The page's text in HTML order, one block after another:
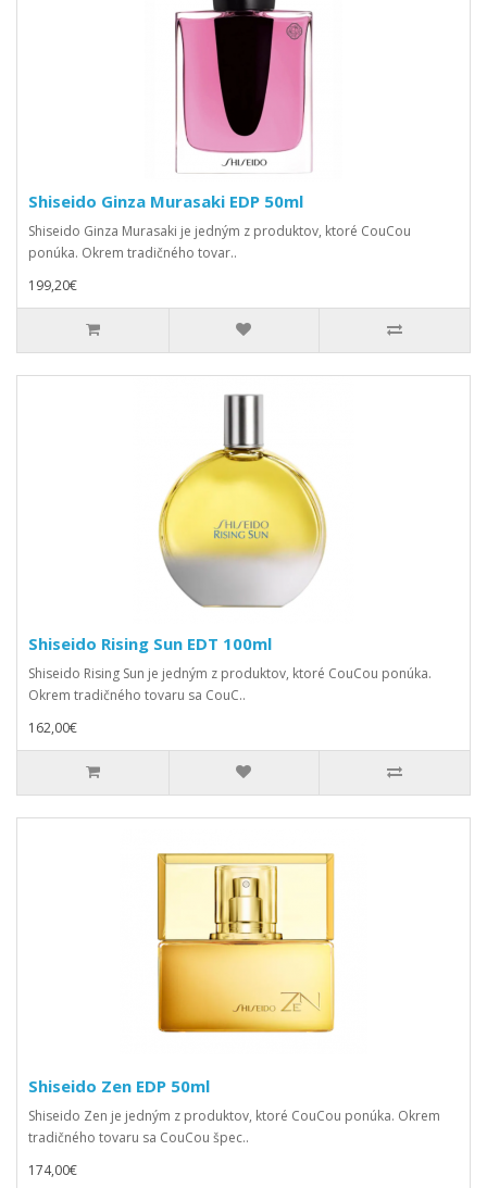
Shiseido Ginza Murasaki EDP 50ml
Shiseido Ginza Murasaki je jedným z produktov, ktoré CouCou
ponúka. Okrem tradičného tovar..
199,20€
Shiseido Rising Sun EDT 100ml
Shiseido Rising Sun je jedným z produktov, ktoré CouCou ponúka.
Okrem tradičného tovaru sa CouC..
162,00€
Shiseido Zen EDP 50ml
Shiseido Zen je jedným z produktov, ktoré CouCou ponúka. Okrem
tradičného tovaru sa CouCou špec..
174,00€